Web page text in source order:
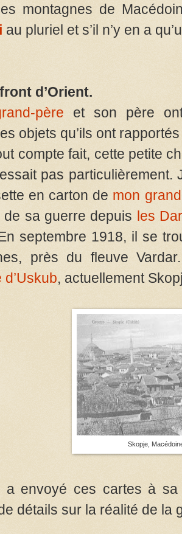
montagnes de
au pluriel et s’il n’y en a
d’Orient.
père et son père
objets qu’ils ont
compte fait, cette petite
pas particulièrement.
en carton de mon
de sa guerre depuis les
septembre 1918, il se
près du fleuve
d’Uskub, actuellement
Skopje,
a envoyé ces cartes à
détails sur la réalité de la